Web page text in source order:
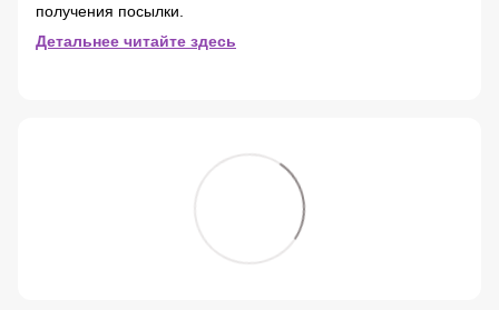
получения посылки.
Детальнее читайте здесь